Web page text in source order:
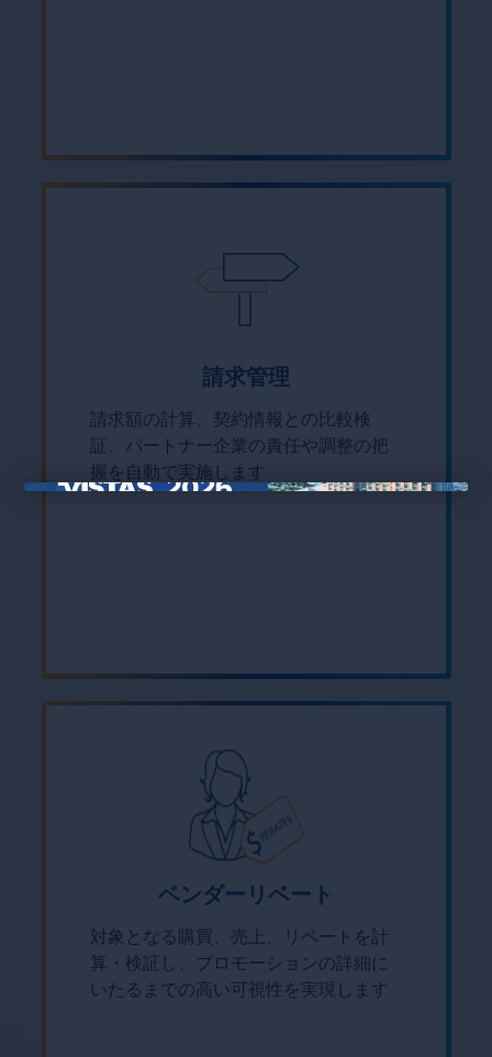
請求管理
請求額の計算、契約情報との比較検
証、パートナー企業の責任や調整の把
握を自動で実施します
ベンダーリベート
対象となる購買、売上、リベートを計
算・検証し、プロモーションの詳細に
いたるまでの高い可視性を実現します